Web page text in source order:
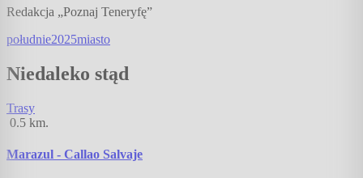
Redakcja „Poznaj Teneryfę”
południe2025miasto
Niedaleko stąd
Trasy
0.5 km.
Marazul - Callao Salvaje